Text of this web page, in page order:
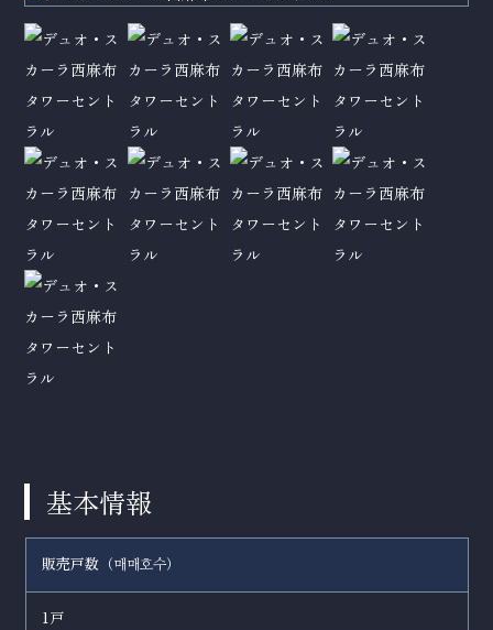
基本情報
販売戸数（매매호수）
1戸